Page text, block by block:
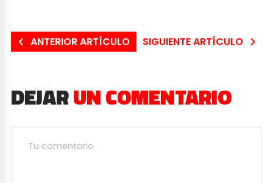
ANTERIOR ARTÍCULO SIGUIENTE ARTÍCULO
DEJARUN COMENTARIO